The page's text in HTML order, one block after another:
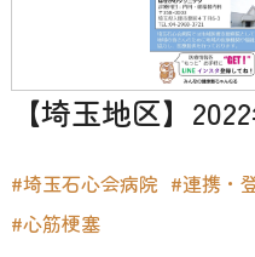
【埼玉地区】
#埼玉石心会病院 #連携・
#心筋梗塞